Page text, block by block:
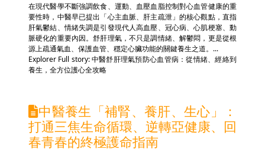
在現代醫學不斷強調飲食、運動、血壓血脂控制對心血管健康的重
要性時，中醫早已提出「心主血脈、肝主疏泄」的核心觀點，直指
肝氣鬱結、情緒失調是引發現代人高血壓、冠心病、心肌梗塞、動
脈硬化的重要內因。舒肝理氣，不只是調情緒、解鬱悶，更是從根
源上疏通氣血、保護血管、穩定心臟功能的關鍵養生之道。...
Explorer Full story: 中醫舒肝理氣預防心血管病：從情緒、經絡到
養生，全方位護心全攻略
中醫養生「補腎、養肝、生心」：
打通三焦生命循環、逆轉亞健康、回
春青春的終極護命指南